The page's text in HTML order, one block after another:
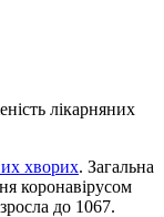
лікарняних
хворих. Загальна
коронавірусом
до 1067.